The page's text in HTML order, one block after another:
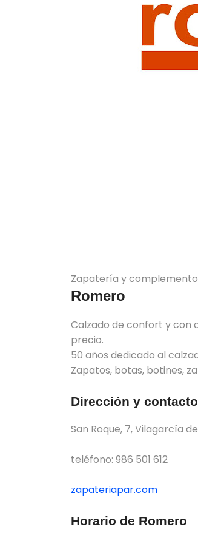
Zapatería y
Romero
Calzado de confort y con
precio.
50 años dedicado al
Zapatos, botas, botines,
Dirección y
San Roque, 7, Vilagarcía
teléfono: 986 501 612
zapateriapar.com
Horario de Romero